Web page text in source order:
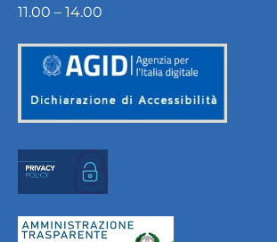
11.00 – 14.00